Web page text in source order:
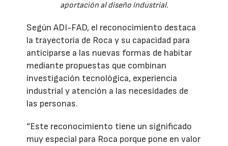
aportación al diseño industrial.
Según ADI-FAD, el reconocimiento destaca
la trayectoria de Roca y su capacidad para
anticiparse a las nuevas formas de habitar
mediante propuestas que combinan
investigación tecnológica, experiencia
industrial y atención a las necesidades de
las personas.
“Este reconocimiento tiene un significado
muy especial para Roca porque pone en valor